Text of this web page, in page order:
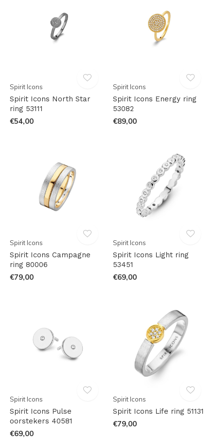
Spirit Icons
Spirit Icons North Star
ring 53111
€54,00
Spirit Icons
Spirit Icons Energy ring
53082
€89,00
Spirit Icons
Spirit Icons Campagne
ring 80006
€79,00
Spirit Icons
Spirit Icons Light ring
53451
€69,00
Spirit Icons
Spirit Icons Pulse
oorstekers 40581
€69,00
Spirit Icons
Spirit Icons Life ring 51131
€79,00